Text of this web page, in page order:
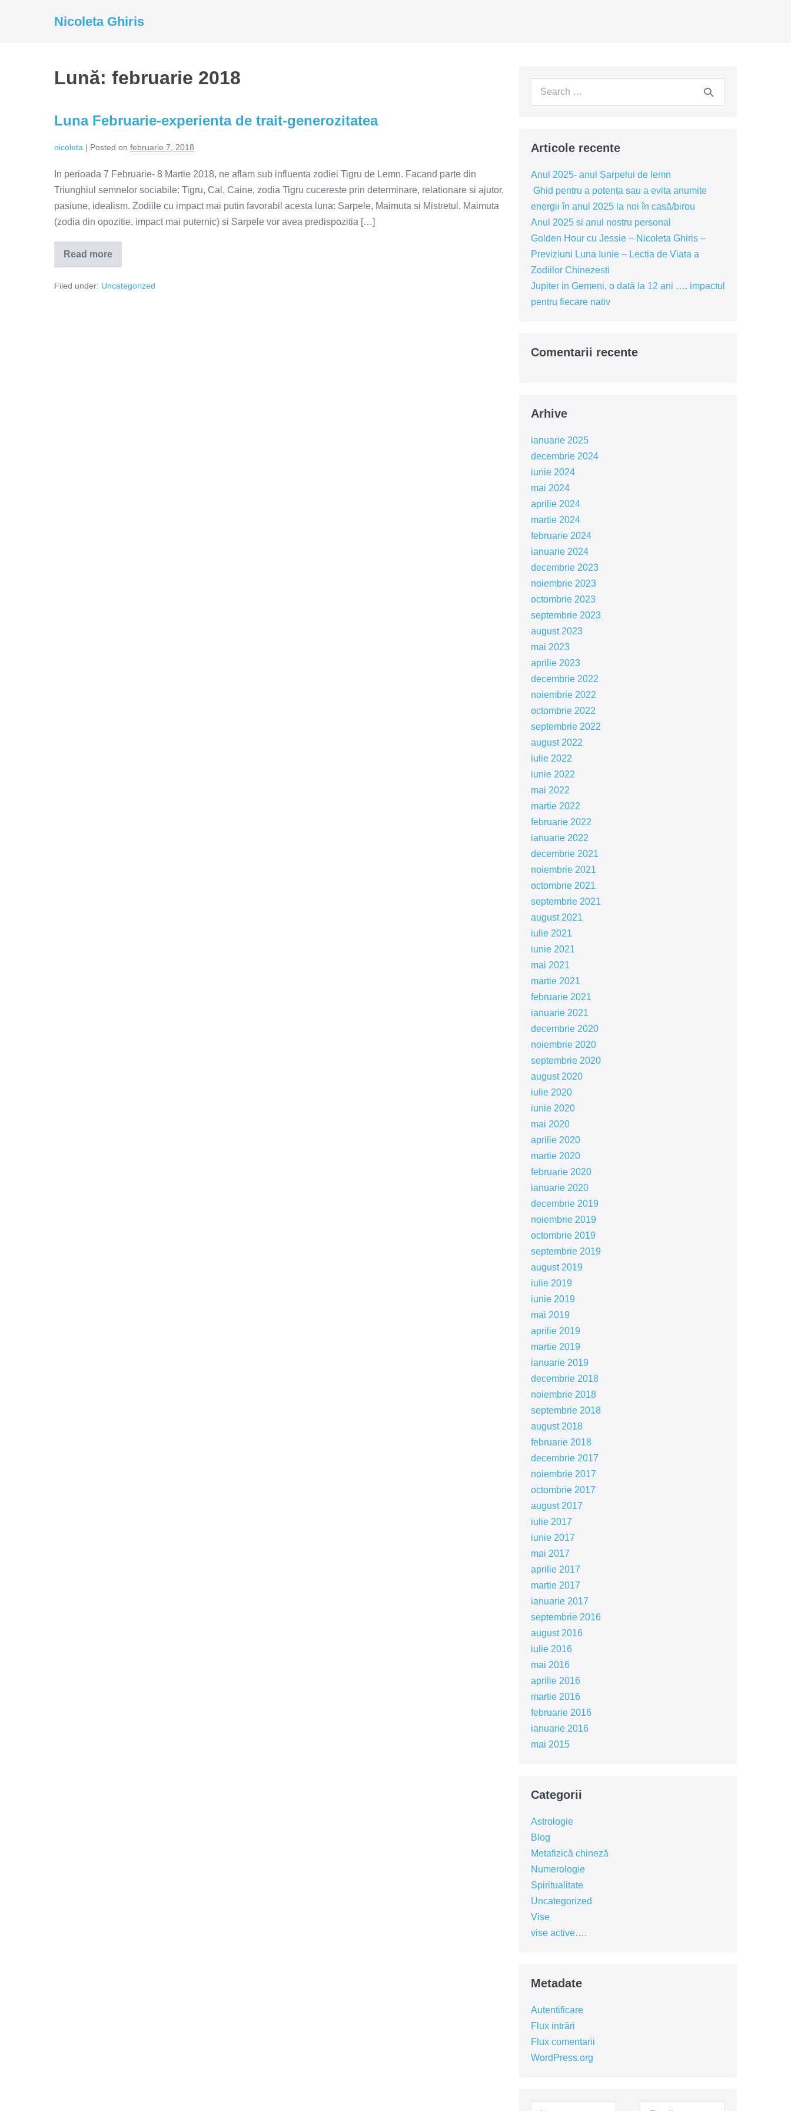
Nicoleta Ghiris
Lună: februarie 2018
Luna Februarie-experienta de trait-generozitatea
nicoleta | Posted on februarie 7, 2018
In perioada 7 Februarie- 8 Martie 2018, ne aflam sub influenta zodiei Tigru de Lemn. Facand parte din
Triunghiul semnelor sociabile: Tigru, Cal, Caine, zodia Tigru cucereste prin determinare, relationare si ajutor,
pasiune, idealism. Zodiile cu impact mai putin favorabil acesta luna: Sarpele, Maimuta si Mistretul. Maimuta
(zodia din opozitie, impact mai puternic) si Sarpele vor avea predispozitia […]
Read more
Luna
Februarie-
de
Filed under: Uncategorized
Search
Articole recente
Anul 2025- anul Șarpelui de lemn
Ghid pentru a potența sau a evita anumite
energii în anul 2025 la noi în casă/birou
Anul 2025 si anul nostru personal
Golden Hour cu Jessie – Nicoleta Ghiris –
Previziuni Luna Iunie – Lectia de Viata a
Zodiilor Chinezesti
Jupiter in Gemeni, o dată la 12 ani …. impactul
pentru fiecare nativ
Comentarii recente
Arhive
ianuarie 2025
decembrie 2024
iunie 2024
mai 2024
aprilie 2024
martie 2024
februarie 2024
ianuarie 2024
decembrie 2023
noiembrie 2023
octombrie 2023
septembrie 2023
august 2023
mai 2023
aprilie 2023
decembrie 2022
noiembrie 2022
octombrie 2022
septembrie 2022
august 2022
iulie 2022
iunie 2022
mai 2022
martie 2022
februarie 2022
ianuarie 2022
decembrie 2021
noiembrie 2021
octombrie 2021
septembrie 2021
august 2021
iulie 2021
iunie 2021
mai 2021
martie 2021
februarie 2021
ianuarie 2021
decembrie 2020
noiembrie 2020
septembrie 2020
august 2020
iulie 2020
iunie 2020
mai 2020
aprilie 2020
martie 2020
februarie 2020
ianuarie 2020
decembrie 2019
noiembrie 2019
octombrie 2019
septembrie 2019
august 2019
iulie 2019
iunie 2019
mai 2019
aprilie 2019
martie 2019
ianuarie 2019
decembrie 2018
noiembrie 2018
septembrie 2018
august 2018
februarie 2018
decembrie 2017
noiembrie 2017
octombrie 2017
august 2017
iulie 2017
iunie 2017
mai 2017
aprilie 2017
martie 2017
ianuarie 2017
septembrie 2016
august 2016
iulie 2016
mai 2016
aprilie 2016
martie 2016
februarie 2016
ianuarie 2016
mai 2015
Categorii
Astrologie
Blog
Metafizică chineză
Numerologie
Spiritualitate
Uncategorized
Vise
vise active….
Metadate
Autentificare
Flux intrări
Flux comentarii
WordPress.org